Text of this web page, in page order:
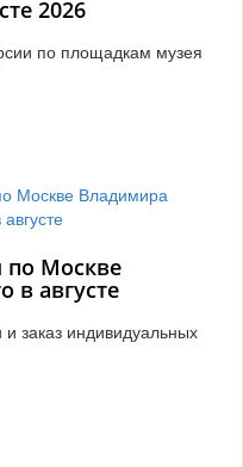
2026
по площадкам музея
по Москве
в августе
заказ индивидуальных